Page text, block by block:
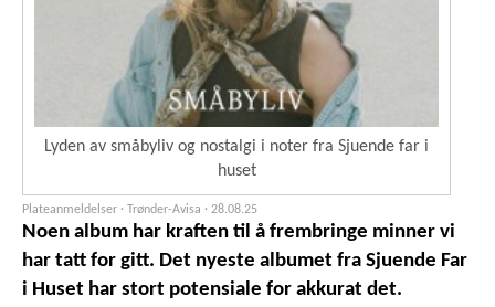
Lyden av småbyliv og nostalgi i noter fra Sjuende far i
huset
Plateanmeldelser · Trønder-Avisa · 28.08.25
Noen album har kraften til å frembringe minner vi
har tatt for gitt. Det nyeste albumet fra Sjuende Far
i Huset har stort potensiale for akkurat det.